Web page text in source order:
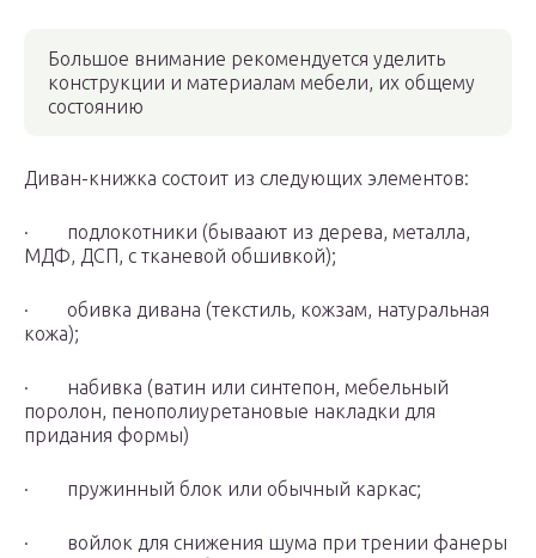
Большое внимание рекомендуется уделить
конструкции и материалам мебели, их общему
состоянию
Диван-книжка состоит из следующих элементов:
· подлокотники (бываают из дерева, металла,
МДФ, ДСП, с тканевой обшивкой);
· обивка дивана (текстиль, кожзам, натуральная
кожа);
· набивка (ватин или синтепон, мебельный
поролон, пенополиуретановые накладки для
придания формы)
· пружинный блок или обычный каркас;
· войлок для снижения шума при трении фанеры